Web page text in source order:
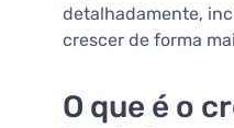
detalhadamente,
crescer de forma
O que é o